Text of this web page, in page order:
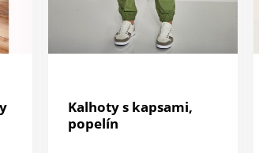
Kalhoty s kapsami,
popelín